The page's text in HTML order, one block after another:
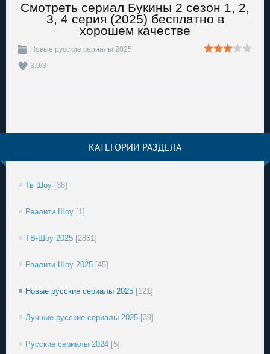
Смотреть сериал Букины 2 сезон 1, 2,
3, 4 серия (2025) бесплатно в
хорошем качестве
Новые русские сериалы 2025
3.0/3
КАТЕГОРИИ РАЗДЕЛА
Тв Шоу [38]
Реалити Шоу [1]
ТВ-Шоу 2025 [2861]
Реалити-Шоу 2025 [45]
Новые русские сериалы 2025 [121]
Лучшие русские сериалы 2025 [39]
Русские сериалы 2024 [5]